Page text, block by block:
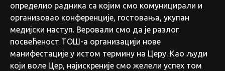
определио радника са којим смо комуницирали и
организовао конференције, гостовања, укупан
медијски наступ. Веровали смо да је разлог
посвећеност ТОШ-а организацији нове
манифестације у истом термину на Церу. Као људи
који воле Цер, најискреније смо желели успех том